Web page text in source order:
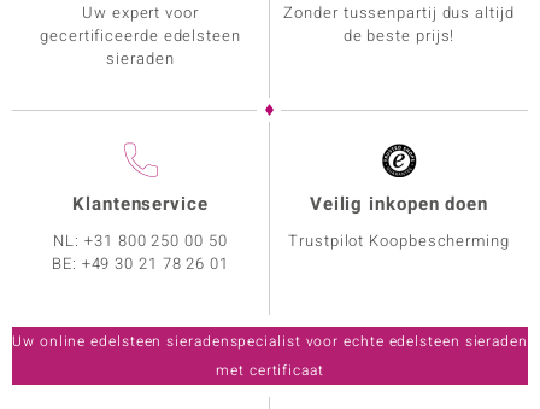
Uw expert voor
gecertificeerde edelsteen
sieraden
Zonder tussenpartij dus altijd
de beste prijs!
Klantenservice
NL:+31 800 250 00 50
BE: +49 30 21 78 26 01
Veilig inkopen doen
Trustpilot Koopbescherming
Uw online edelsteen sieradenspecialist voor echte edelsteen sieraden
met certificaat